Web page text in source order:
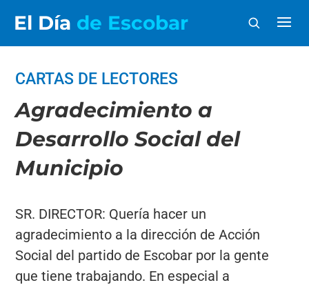
El Día de Escobar
CARTAS DE LECTORES
Agradecimiento a
Desarrollo Social del
Municipio
SR. DIRECTOR: Quería hacer un
agradecimiento a la dirección de Acción
Social del partido de Escobar por la gente
que tiene trabajando. En especial a